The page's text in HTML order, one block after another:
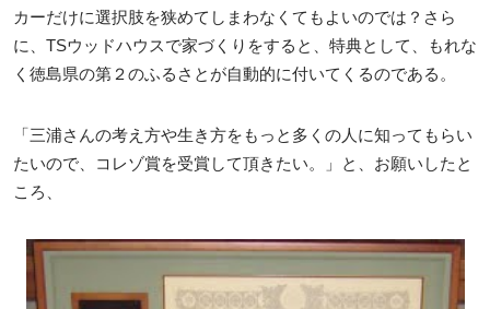
カーだけに選択肢を狭めてしまわなくてもよいのでは？さら
に、TSウッドハウスで家づくりをすると、特典として、もれな
く徳島県の第２のふるさとが自動的に付いてくるのである。
「三浦さんの考え方や生き方をもっと多くの人に知ってもらい
たいので、コレゾ賞を受賞して頂きたい。」と、お願いしたと
ころ、